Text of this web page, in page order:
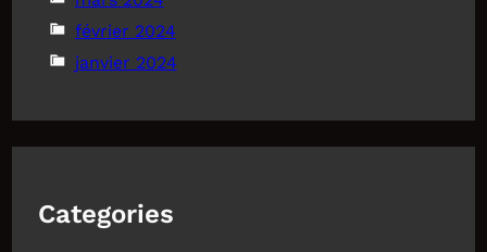
février 2024
janvier 2024
Categories